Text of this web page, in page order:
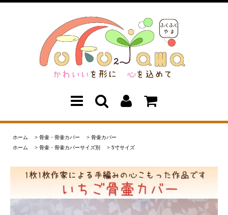
ホーム > 骨壷・骨壷カバー > 骨壷カバー
ホーム
> 骨壷・骨壷カバーサイズ別 > 5寸サイズ